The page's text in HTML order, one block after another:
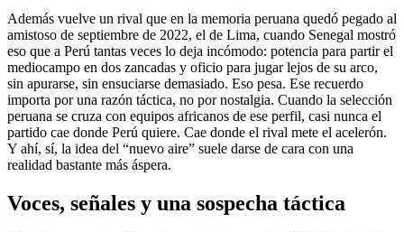
Además vuelve un rival que en la memoria peruana quedó pegado al
amistoso de septiembre de 2022, el de Lima, cuando Senegal mostró
eso que a Perú tantas veces lo deja incómodo: potencia para partir el
mediocampo en dos zancadas y oficio para jugar lejos de su arco,
sin apurarse, sin ensuciarse demasiado. Eso pesa. Ese recuerdo
importa por una razón táctica, no por nostalgia. Cuando la selección
peruana se cruza con equipos africanos de ese perfil, casi nunca el
partido cae donde Perú quiere. Cae donde el rival mete el acelerón.
Y ahí, sí, la idea del “nuevo aire” suele darse de cara con una
realidad bastante más áspera.
Voces, señales y una sospecha táctica